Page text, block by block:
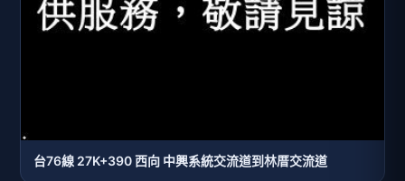
台76線 27K+390 西向 中興系統交流道到林厝交流道